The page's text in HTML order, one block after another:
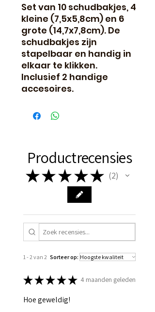
Set van 10 schudbakjes, 4
kleine (7,5x5,8cm) en 6
grote (14,7x7,8cm). De
schudbakjes zijn
stapelbaar en handig in
elkaar te klikken.
Inclusief 2 handige
accesoires.
Productrecensies
★★ ★ ★★ 2
2
1 - 2 van 2 Sorteer op:
★★★★★ 4 maanden geleden
Hoe geweldig!